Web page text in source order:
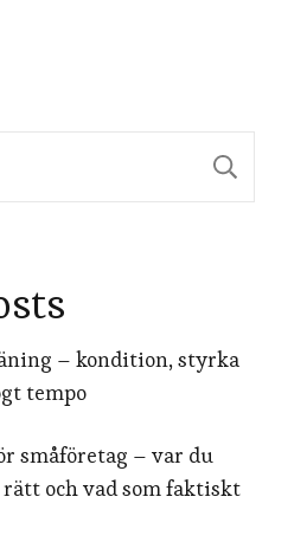
– kondition, styrka
tempo
småföretag – var du
och vad som faktiskt